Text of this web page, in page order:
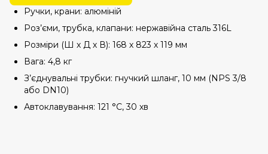
Ручки, крани: алюміній
Роз’єми, трубка, клапани: нержавійна сталь 316L
Розміри (Ш х Д х В): 168 х 823 х 119 мм
Вага: 4,8 кг
З’єднувальні трубки: гнучкий шланг, 10 мм (NPS 3/8
або DN10)
Автоклавування: 121 °C, 30 хв